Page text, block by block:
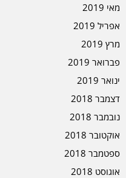
מאי 2019
אפריל 2019
מרץ 2019
פברואר 2019
ינואר 2019
דצמבר 2018
נובמבר 2018
אוקטובר 2018
ספטמבר 2018
אוגוסט 2018